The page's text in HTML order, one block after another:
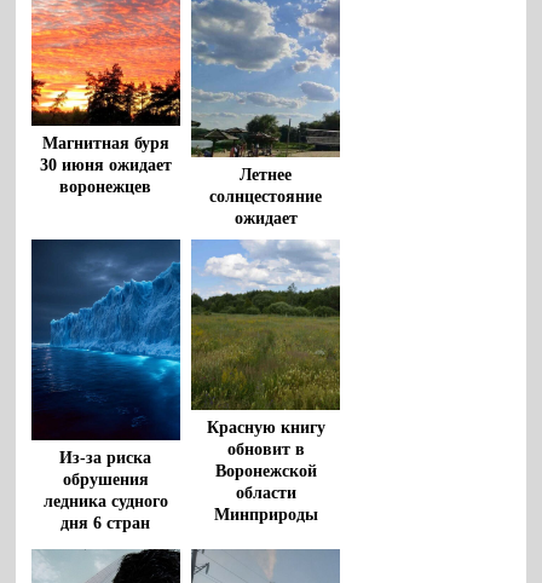
Магнитная буря
30 июня ожидает
воронежцев
Летнее
солнцестояние
ожидает
воронежцев в
конце недели
Из-за риска
обрушения
ледника судного
дня 6 стран
находятся под
угрозой
Красную книгу
обновит в
Воронежской
области
Минприроды